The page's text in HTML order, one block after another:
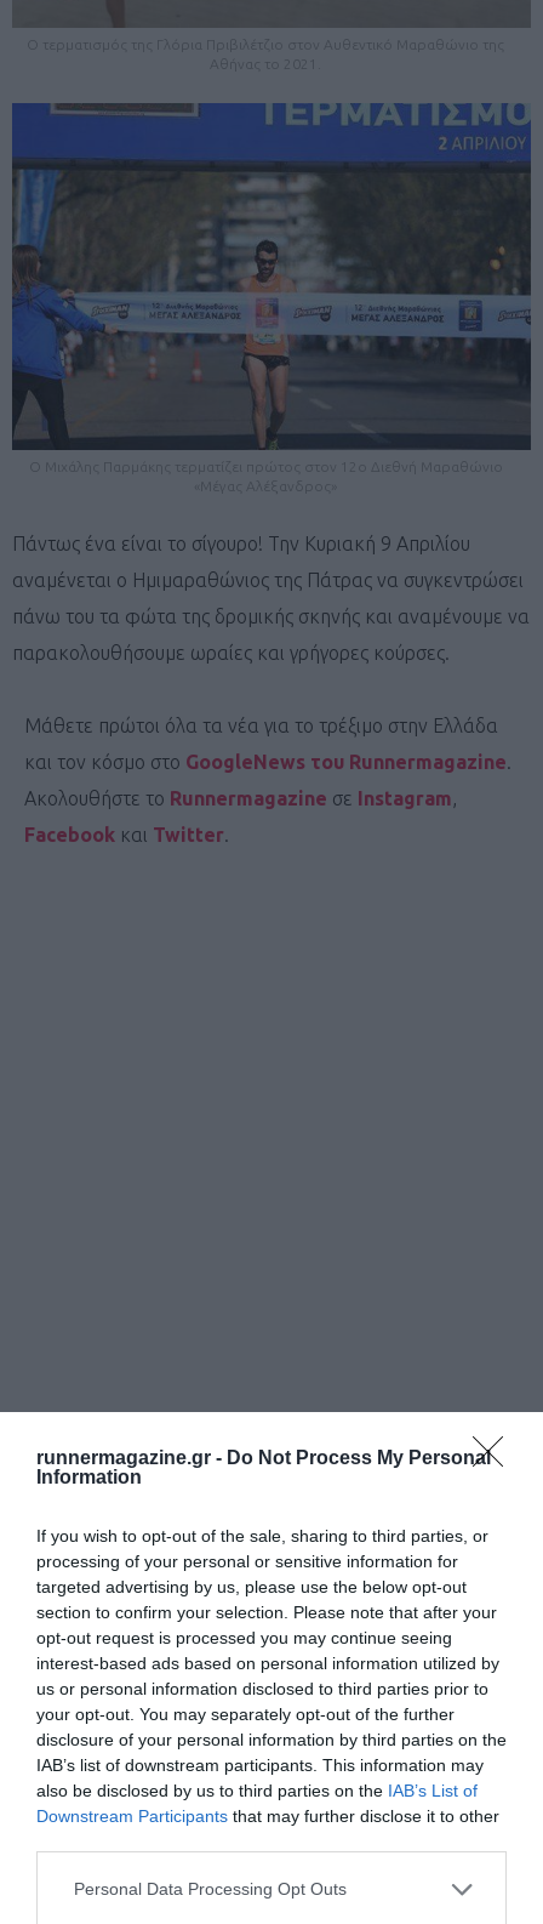
runnermagazine.gr - Do Not Process My Personal
Information
If you wish to opt-out of the sale, sharing to third parties, or
processing of your personal or sensitive information for
targeted advertising by us, please use the below opt-out
section to confirm your selection. Please note that after your
opt-out request is processed you may continue seeing
interest-based ads based on personal information utilized by
us or personal information disclosed to third parties prior to
your opt-out. You may separately opt-out of the further
disclosure of your personal information by third parties on the
IAB’s list of downstream participants. This information may
also be disclosed by us to third parties on the IAB’s List of
Downstream Participants that may further disclose it to other
Personal Data Processing Opt Outs
O τερματισμός της Γλόρια Πριβιλέτζιο στον Αυθεντικό Μαραθώνιο της
Αθήνας το 2021.
Ο Μιχάλης Παρμάκης τερματίζει πρώτος στον 12ο Διεθνή Μαραθώνιο
«Μέγας Αλέξανδρος»
Πάντως ένα είναι το σίγουρο! Την Κυριακή 9 Απριλίου
αναμένεται ο Ημιμαραθώνιος της Πάτρας να συγκεντρώσει
πάνω του τα φώτα της δρομικής σκηνής και αναμένουμε να
παρακολουθήσουμε ωραίες και γρήγορες κούρσες.
Μάθετε πρώτοι όλα τα νέα για το τρέξιμο στην Ελλάδα
και τον κόσμο στο GoogleNews του Runnermagazine.
Ακολουθήστε το Runnermagazine σε Instagram,
Facebook και Twitter.